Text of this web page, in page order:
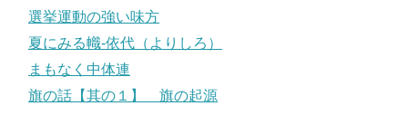
選挙運動の強い味方
夏にみる幟-依代（よりしろ）
まもなく中体連
旗の話【其の１】 旗の起源